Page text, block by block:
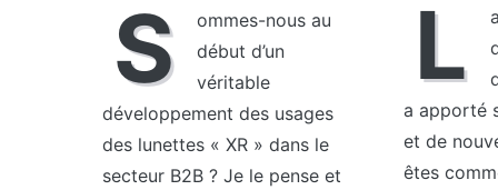
S
ommes-nous au
début d’un
véritable
développement des usages
des lunettes « XR » dans le
secteur B2B ? Je le pense et
L
a apporté
et de
êtes